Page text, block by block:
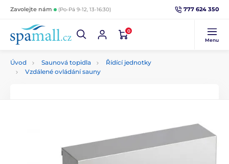
Zavolejte nám (Po-Pá 9-12, 13-16:30) 777 624 350
0
Menu
Úvod Saunová topidla
Řídící jednotky
Vzdálené ovládání sauny